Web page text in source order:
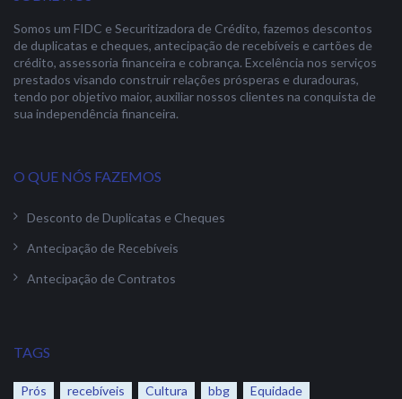
Somos um FIDC e Securitizadora de Crédito, fazemos descontos
de duplicatas e cheques, antecipação de recebíveis e cartões de
crédito, assessoria financeira e cobrança. Excelência nos serviços
prestados visando construir relações prósperas e duradouras,
tendo por objetivo maior, auxiliar nossos clientes na conquista de
sua independência financeira.
O QUE NÓS FAZEMOS
Desconto de Duplicatas e Cheques
Antecipação de Recebíveis
Antecipação de Contratos
TAGS
Prós recebíveis Cultura bbg
Equidade